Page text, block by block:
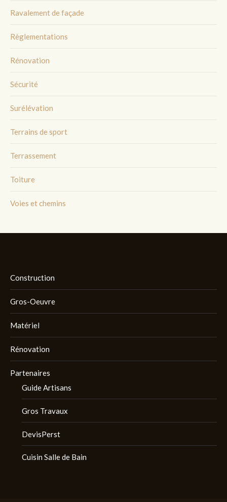
Ravalement de façade
Règlementations
Rénovation
Sécurité
Surélévation
Terrains de sport
Terrassement
Toiture
Voies et chemins
Construction
Gros-Oeuvre
Matériel
Rénovation
Partenaires
Guide Artisans
Gros Travaux
DevisPerst
Cuisin Salle de Bain